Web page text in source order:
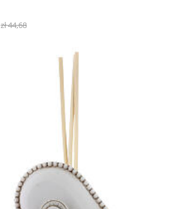
zł 44,68